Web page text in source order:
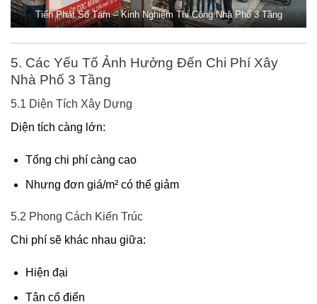
Tiến Phát Số Tám – Kinh Nghiệm Thi Công Nhà Phố 3 Tầng
5. Các Yếu Tố Ảnh Hưởng Đến Chi Phí Xây
Nhà Phố 3 Tầng
5.1 Diện Tích Xây Dựng
Diện tích càng lớn:
Tổng chi phí càng cao
Nhưng đơn giá/m² có thể giảm
5.2 Phong Cách Kiến Trúc
Chi phí sẽ khác nhau giữa:
Hiện đại
Tân cổ điển